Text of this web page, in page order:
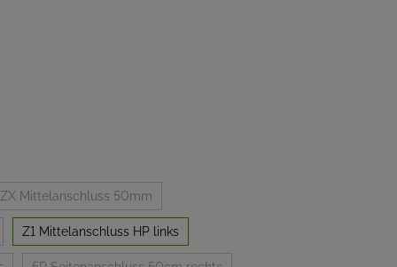
ZX Mittelanschluss 50mm
Z1 Mittelanschluss HP links